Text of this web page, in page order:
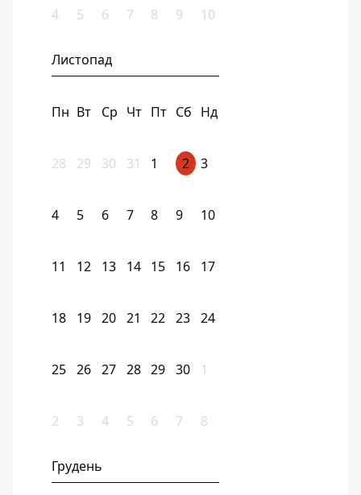
4 5 6 7 8 9 10
Листопад
Пн Вт Ср Чт Пт Сб Нд
28 29 30 31 1 2 3
4 5 6 7 8 9 10
11 12 13 14 15 16 17
18 19 20 21 22 23 24
25 26 27 28 29 30 1
2 3 4 5 6 7 8
Грудень